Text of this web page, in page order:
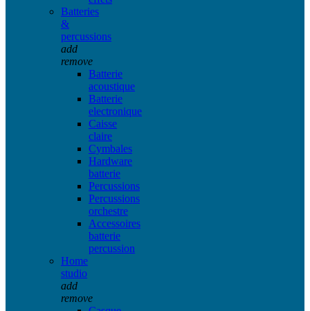
Batteries
&
percussions
add
remove
Batterie
acoustique
Batterie
electronique
Caisse
claire
Cymbales
Hardware
batterie
Percussions
Percussions
orchestre
Accessoires
batterie
percussion
Home
studio
add
remove